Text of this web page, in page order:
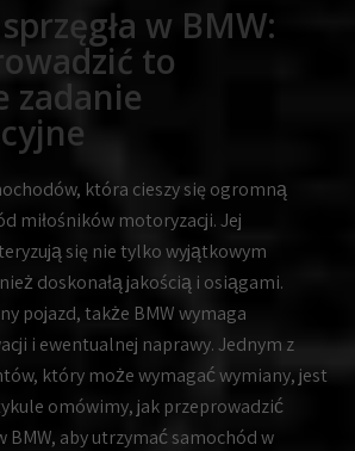
w BMW:
to
zadanie
która cieszy się ogromną
miłośników motoryzacji. Jej
się nie tylko wyjątkowym
doskonałą jakością i osiągami.
pojazd, także BMW wymaga
i ewentualnej naprawy. Jednym z
który może wymagać wymiany, jest
omówimy, jak przeprowadzić
BMW, aby utrzymać samochód w